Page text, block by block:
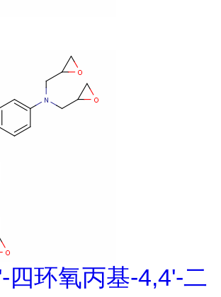
四环氧丙基-4,4'-二